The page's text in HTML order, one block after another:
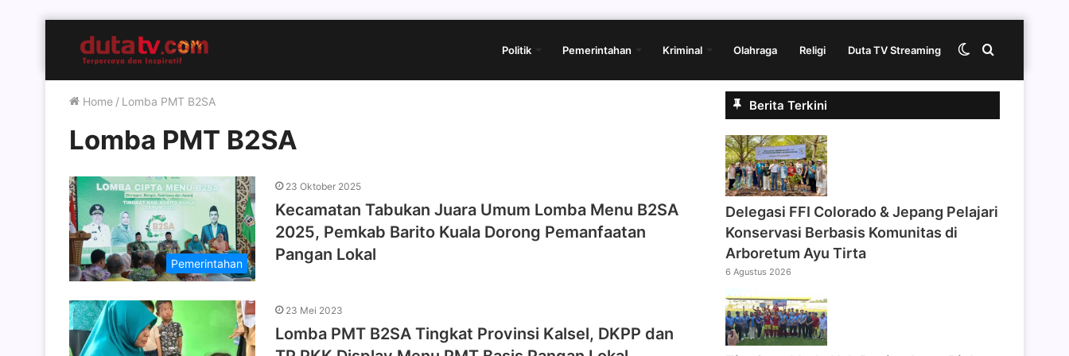
Politik Pemerintahan Kriminal Olahraga Religi Duta TV Streaming Cari
Switch
Home / Lomba PMT B2SA
Lomba PMT B2SA
Pemerintahan
23 Oktober 2025
Kecamatan Tabukan Juara Umum Lomba Menu B2SA
2025, Pemkab Barito Kuala Dorong Pemanfaatan
Pangan Lokal
23 Mei 2023
Lomba PMT B2SA Tingkat Provinsi Kalsel, DKPP dan
Berita Terkini
Delegasi FFI Colorado & Jepang Pelajari
Konservasi Berbasis Komunitas di
Arboretum Ayu Tirta
6 Agustus 2026